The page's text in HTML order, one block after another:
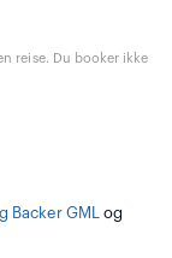
reise. Du booker ikke
Backer GML
og